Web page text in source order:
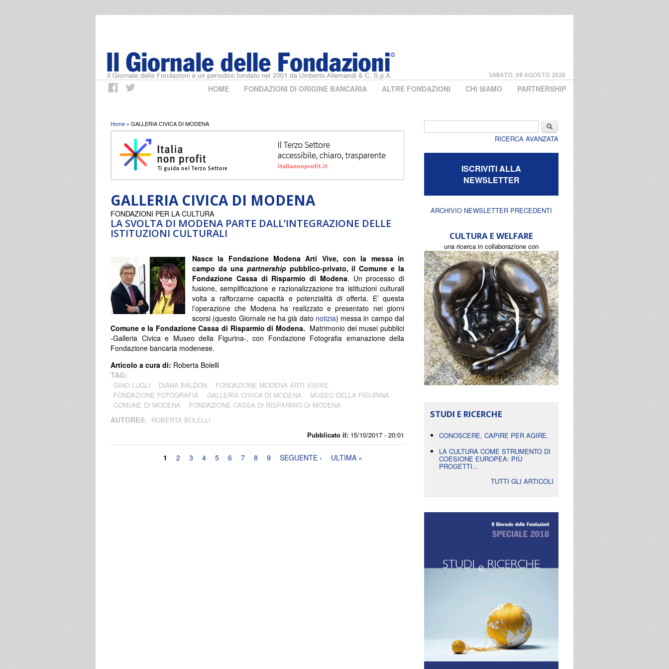
SABATO, 08 AGOSTO 2026
HOME FONDAZIONI DI ORIGINE BANCARIA ALTRE FONDAZIONI CHI SIAMO PARTNERSHIP
Tu sei qui
Home » GALLERIA CIVICA DI MODENA
GALLERIA CIVICA DI MODENA
LA SVOLTA DI MODENA PARTE DALL’INTEGRAZIONE DELLE
ISTITUZIONI CULTURALI
Pubblicato il: 15/10/2017 - 20:01
FONDAZIONI PER LA CULTURA
Nasce la Fondazione Modena Arti Vive, con la messa in
campo da una partnershippubblico-privato, il Comune e la
Fondazione Cassa di Risparmio di Modena. Un processo di
fusione, semplificazione e razionalizzazione tra istituzioni culturali
volta a rafforzarne capacità e potenzialità di offerta. E’ questa
l’operazione che Modena ha realizzato e presentato nei giorni
scorsi (questo Giornale ne ha già dato notizia) messa in campo dal
Comune e la Fondazione Cassa di Risparmio di Modena. Matrimonio dei musei pubblici
-Galleria Civica e Museo della Figurina-, con Fondazione Fotografia emanazione della
Fondazione bancaria modenese.
Articolo a cura di: Roberta Bolelli
TAG:
GINO LUGLI DIANA BALDON
FONDAZIONE MODENA ARTI VISIVE
FONDAZIONE FOTOGRAFIA
GALLERIA CIVICA DI MODENA
MUSEO DELLA FIGURINA
COMUNE DI MODENA
FONDAZIONE CASSA DI RISPARMIO DI MODENA
AUTORE/I: ROBERTA BOLELLI
1 2 3 4 5 6 7 8 9 SEGUENTE › ULTIMA »
Cerca
RICERCA AVANZATA
ISCRIVITI ALLA
NEWSLETTER
ARCHIVIO NEWSLETTER PRECEDENTI
CULTURA E WELFARE
una ricerca in collaborazione con
STUDI E RICERCHE
CONOSCERE, CAPIRE PER AGIRE.
LA CULTURA COME STRUMENTO DI
COESIONE EUROPEA: PIÙ
PROGETTI...
TUTTI GLI ARTICOLI